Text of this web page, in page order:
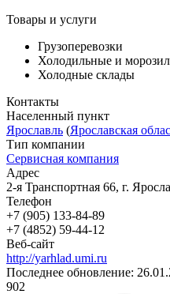
Товары и услуги
Грузоперевозки
Холодильные и
Холодные склады
Контакты
Населенный пункт
Ярославль (Ярославская
Тип компании
Сервисная компания
Адрес
2-я Транспортная 66, г.
Телефон
+7 (905) 133-84-89
+7 (4852) 59-44-12
Веб-сайт
http://yarhlad.umi.ru
Последнее обновление:
902